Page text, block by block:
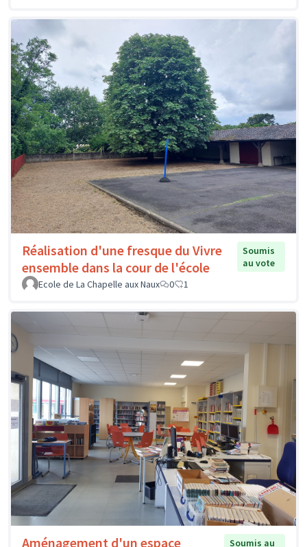
Réalisation d'une fresque du Vivre
ensemble dans la cour de l'école
Soumis
au vote
Ecole de La Chapelle aux Naux
0 1
Aménagement d'un espace Soumis au